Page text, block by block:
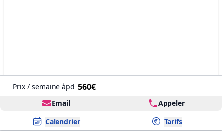
Prix / semaine àpd 560€
Email
Appeler
Calendrier
Tarifs